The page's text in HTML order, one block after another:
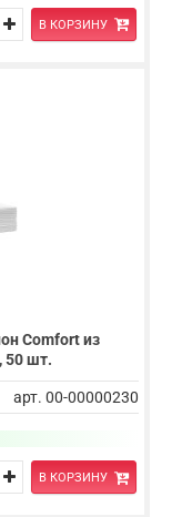
В КОРЗИНУ
Comfort из
50 шт.
арт. 00-00000230
В КОРЗИНУ